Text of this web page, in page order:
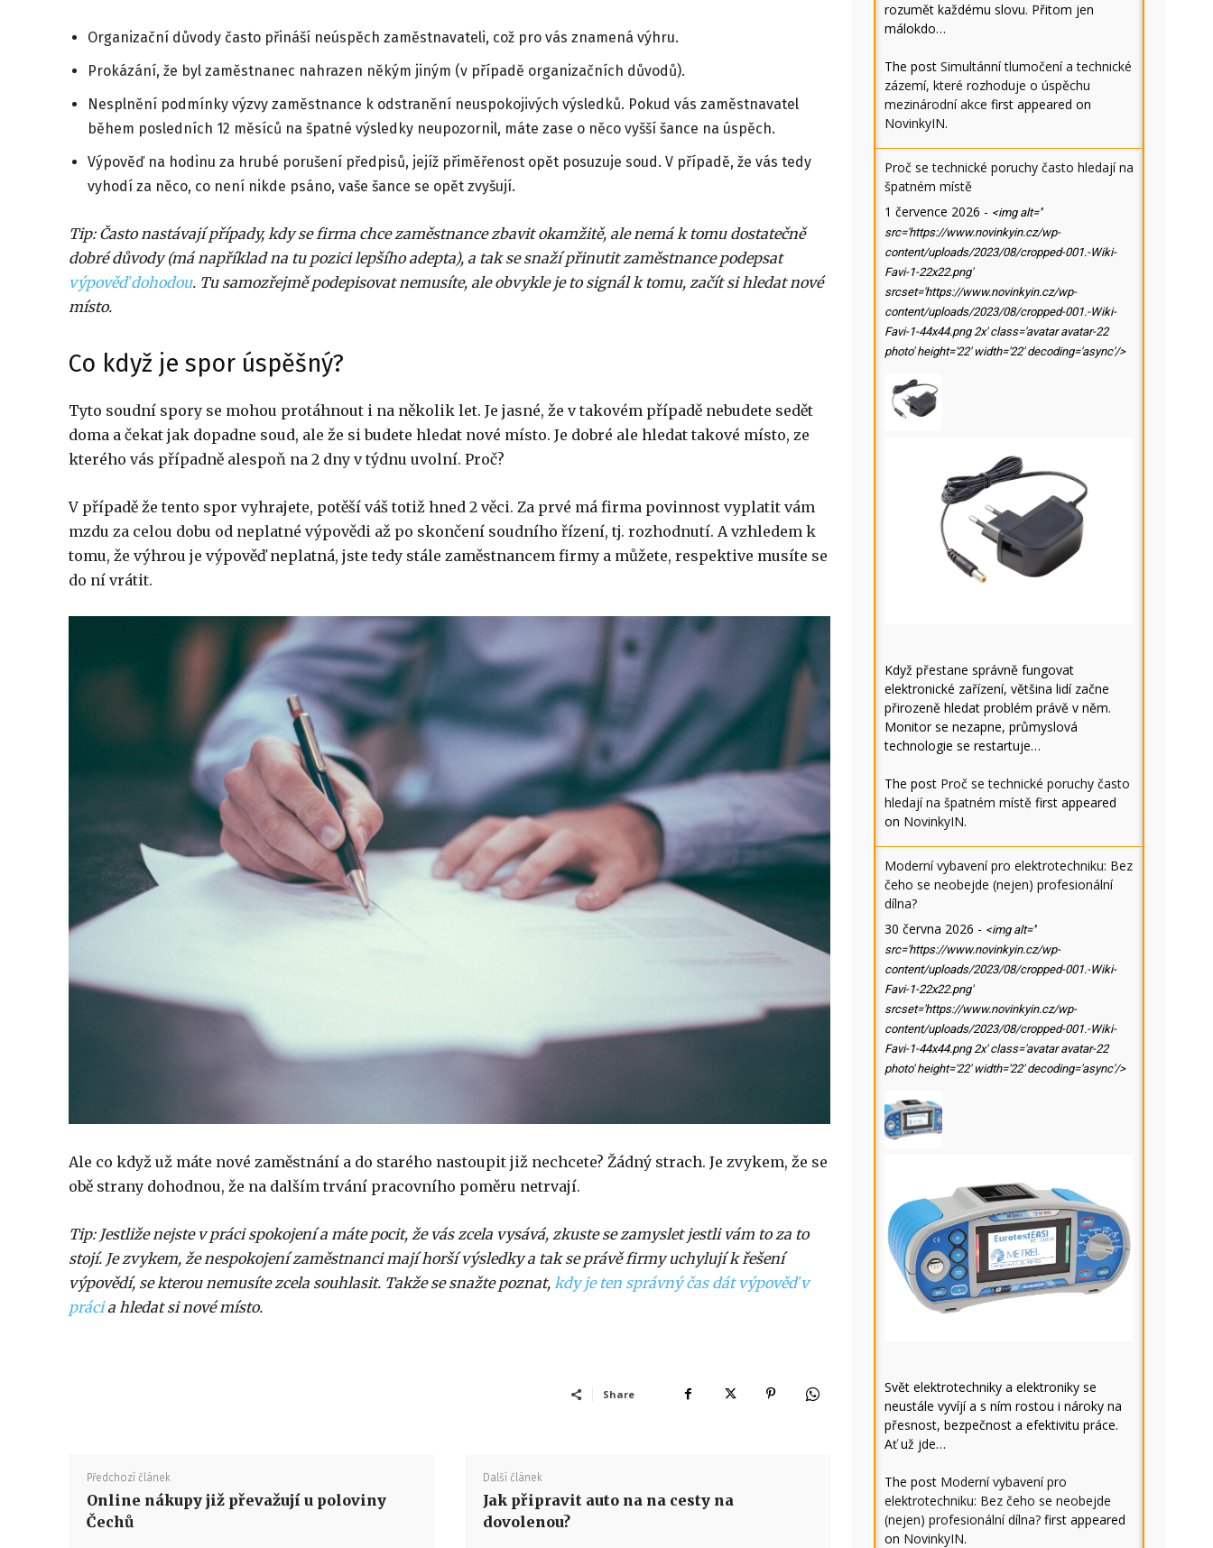
Organizační důvody často přináší neúspěch zaměstnavateli, což pro vás znamená výhru.
Prokázání, že byl zaměstnanec nahrazen někým jiným (v případě organizačních důvodů).
Nesplnění podmínky výzvy zaměstnance k odstranění neuspokojivých výsledků. Pokud vás zaměstnavatel
během posledních 12 měsíců na špatné výsledky neupozornil, máte zase o něco vyšší šance na úspěch.
Výpověď na hodinu za hrubé porušení předpisů, jejíž přiměřenost opět posuzuje soud. V případě, že vás tedy
vyhodí za něco, co není nikde psáno, vaše šance se opět zvyšují.
Tip: Často nastávají případy, kdy se firma chce zaměstnance zbavit okamžitě, ale nemá k tomu dostatečně
dobré důvody (má například na tu pozici lepšího adepta), a tak se snaží přinutit zaměstnance podepsat
výpověď dohodou. Tu samozřejmě podepisovat nemusíte, ale obvykle je to signál k tomu, začít si hledat nové
místo.
Co když je spor úspěšný?
Tyto soudní spory se mohou protáhnout i na několik let. Je jasné, že v takovém případě nebudete sedět
doma a čekat jak dopadne soud, ale že si budete hledat nové místo. Je dobré ale hledat takové místo, ze
kterého vás případně alespoň na 2 dny v týdnu uvolní. Proč?
V případě že tento spor vyhrajete, potěší váš totiž hned 2 věci. Za prvé má firma povinnost vyplatit vám
mzdu za celou dobu od neplatné výpovědi až po skončení soudního řízení, tj. rozhodnutí. A vzhledem k
tomu, že výhrou je výpověď neplatná, jste tedy stále zaměstnancem firmy a můžete, respektive musíte se
do ní vrátit.
Ale co když už máte nové zaměstnání a do starého nastoupit již nechcete? Žádný strach. Je zvykem, že se
obě strany dohodnou, že na dalším trvání pracovního poměru netrvají.
Tip: Jestliže nejste v práci spokojení a máte pocit, že vás zcela vysává, zkuste se zamyslet jestli vám to za to
stojí. Je zvykem, že nespokojení zaměstnanci mají horší výsledky a tak se právě firmy uchylují k řešení
výpovědí, se kterou nemusíte zcela souhlasit. Takže se snažte poznat, kdy je ten správný čas dát výpověď v
prácia hledat si nové místo.
Share
Předchozí článek
Online nákupy již převažují u poloviny
Čechů
Další článek
Jak připravit auto na na cesty na
dovolenou?
rozumět každému slovu. Přitom jen
málokdo…
The post Simultánní tlumočení a technické
zázemí, které rozhoduje o úspěchu
mezinárodní akce first appeared on
NovinkyIN.
Proč se technické poruchy často hledají na
špatném místě
1 července 2026 - <img alt=''
src='https://www.novinkyin.cz/wp-
content/uploads/2023/08/cropped-001.-Wiki-
Favi-1-22x22.png'
srcset='https://www.novinkyin.cz/wp-
content/uploads/2023/08/cropped-001.-Wiki-
Favi-1-44x44.png 2x' class='avatar avatar-22
photo' height='22' width='22' decoding='async'/>
Když přestane správně fungovat
elektronické zařízení, většina lidí začne
přirozeně hledat problém právě v něm.
Monitor se nezapne, průmyslová
technologie se restartuje…
The post Proč se technické poruchy často
hledají na špatném místě first appeared
on NovinkyIN.
Moderní vybavení pro elektrotechniku: Bez
čeho se neobejde (nejen) profesionální
dílna?
30 června 2026 - <img alt=''
src='https://www.novinkyin.cz/wp-
content/uploads/2023/08/cropped-001.-Wiki-
Favi-1-22x22.png'
srcset='https://www.novinkyin.cz/wp-
content/uploads/2023/08/cropped-001.-Wiki-
Favi-1-44x44.png 2x' class='avatar avatar-22
photo' height='22' width='22' decoding='async'/>
Svět elektrotechniky a elektroniky se
neustále vyvíjí a s ním rostou i nároky na
přesnost, bezpečnost a efektivitu práce.
Ať už jde…
The post Moderní vybavení pro
elektrotechniku: Bez čeho se neobejde
(nejen) profesionální dílna? first appeared
on NovinkyIN.